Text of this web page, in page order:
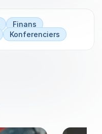
Finans
Konferenciers